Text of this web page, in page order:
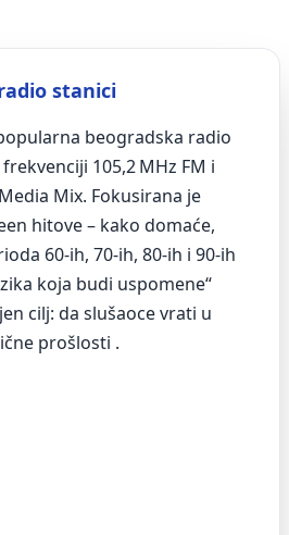
stanici
beogradska radio
105,2 MHz FM i
Mix. Fokusirana je
hitove – kako domaće,
60‑ih, 70‑ih, 80‑ih i 90‑ih
koja budi uspomene“
cilj: da slušaoce vrati u
prošlosti .